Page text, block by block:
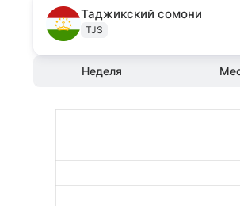
Таджикский сомони
TJS
Неделя